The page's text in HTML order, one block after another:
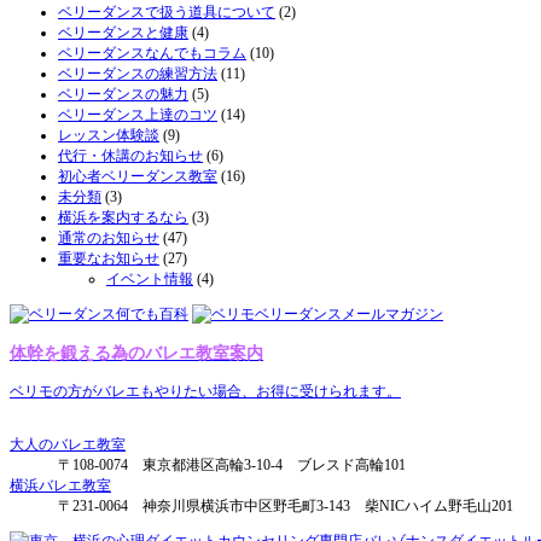
ベリーダンスで扱う道具について (2)
ベリーダンスと健康 (4)
ベリーダンスなんでもコラム (10)
ベリーダンスの練習方法 (11)
ベリーダンスの魅力 (5)
ベリーダンス上達のコツ (14)
レッスン体験談 (9)
代行・休講のお知らせ (6)
初心者ベリーダンス教室 (16)
未分類 (3)
横浜を案内するなら (3)
通常のお知らせ (47)
重要なお知らせ (27)
イベント情報 (4)
体幹を鍛える為のバレエ教室案内
ベリモの方がバレエもやりたい場合、お得に受けられます。
大人のバレエ教室
〒108-0074 東京都港区高輪3-10-4 ブレスド高輪101
横浜バレエ教室
〒231-0064 神奈川県横浜市中区野毛町3-143 柴NICハイム野毛山201